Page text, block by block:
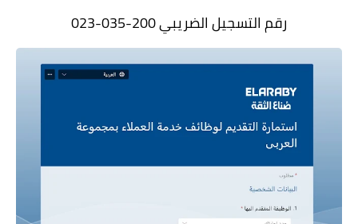
رقم التسجيل الضريبي 200-035-023